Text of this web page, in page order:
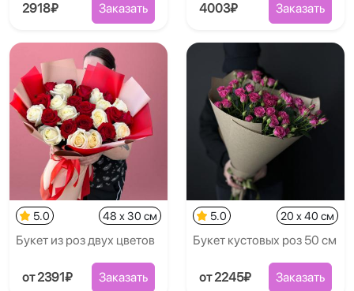
2918₽ Заказать 4003₽ Заказать
5.0 48 x 30 см
Букет из роз двух цветов
от 2391₽ Заказать
5.0 20 x 40 см
Букет кустовых роз 50 см
от 2245₽ Заказать